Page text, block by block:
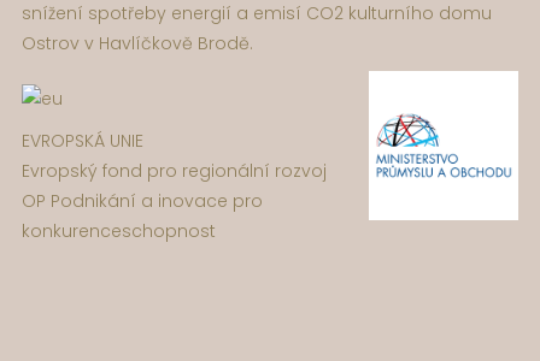
snížení spotřeby energií a emisí CO2 kulturního domu
Ostrov v Havlíčkově Brodě.
EVROPSKÁ UNIE
Evropský fond pro regionální rozvoj
OP Podnikání a inovace pro
konkurenceschopnost